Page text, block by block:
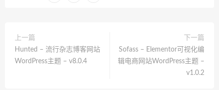
上一篇
Hunted – 流行杂志博客网站
WordPress主题 – v8.0.4
下一篇
Sofass – Elementor可视化编
辑电商网站WordPress主题 –
v1.0.2